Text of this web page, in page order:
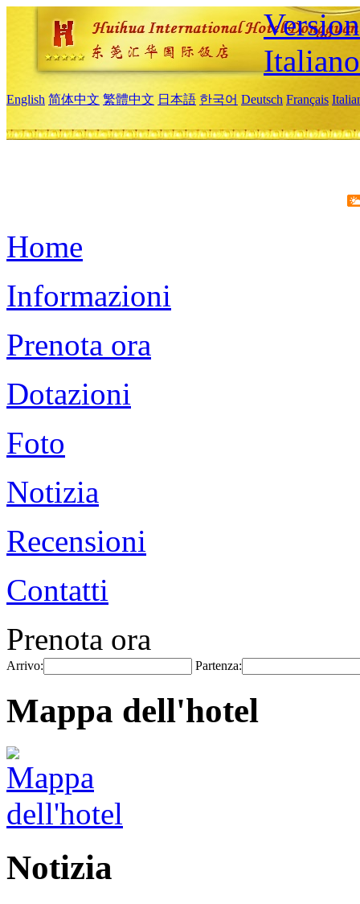
Italiano
English 简体中文 繁體中文 日本語 한국어 Deutsch Français
Home
Informazioni
Prenota ora
Dotazioni
Foto
Notizia
Recensioni
Contatti
Prenota ora
Arrivo: Partenza:
Mappa dell'hotel
Notizia